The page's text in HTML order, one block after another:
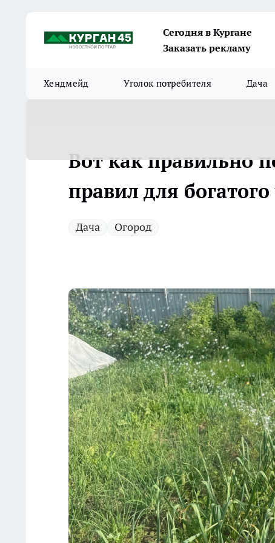
Сегодня в Кургане
Заказать рекламу
Хендмейд Уголок потребителя Дача
Вот как правильно
правил для
Дача Огород